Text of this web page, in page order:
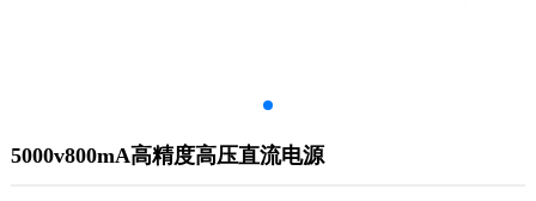
5000v800mA高精度高压直流电源